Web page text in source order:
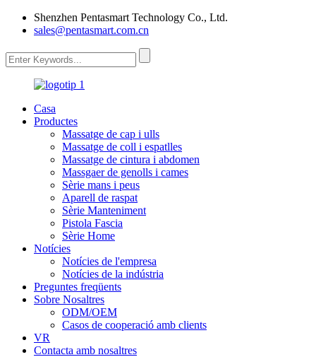
Shenzhen Pentasmart Technology Co., Ltd.
sales@pentasmart.com.cn
Casa
Productes
Massatge de cap i ulls
Massatge de coll i espatlles
Massatge de cintura i abdomen
Massgaer de genolls i cames
Sèrie mans i peus
Aparell de raspat
Sèrie Manteniment
Pistola Fascia
Sèrie Home
Notícies
Notícies de l'empresa
Notícies de la indústria
Preguntes freqüents
Sobre Nosaltres
ODM/OEM
Casos de cooperació amb clients
VR
Contacta amb nosaltres